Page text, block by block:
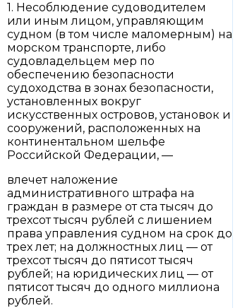
1. Несоблюдение судоводителем
или иным лицом, управляющим
судном (в том числе маломерным) на
морском транспорте, либо
судовладельцем мер по
обеспечению безопасности
судоходства в зонах безопасности,
установленных вокруг
искусственных островов, установок и
сооружений, расположенных на
континентальном шельфе
Российской Федерации, —
влечет наложение
административного штрафа на
граждан в размере от ста тысяч до
трехсот тысяч рублей с лишением
права управления судном на срок до
трех лет; на должностных лиц — от
трехсот тысяч до пятисот тысяч
рублей; на юридических лиц — от
пятисот тысяч до одного миллиона
рублей.